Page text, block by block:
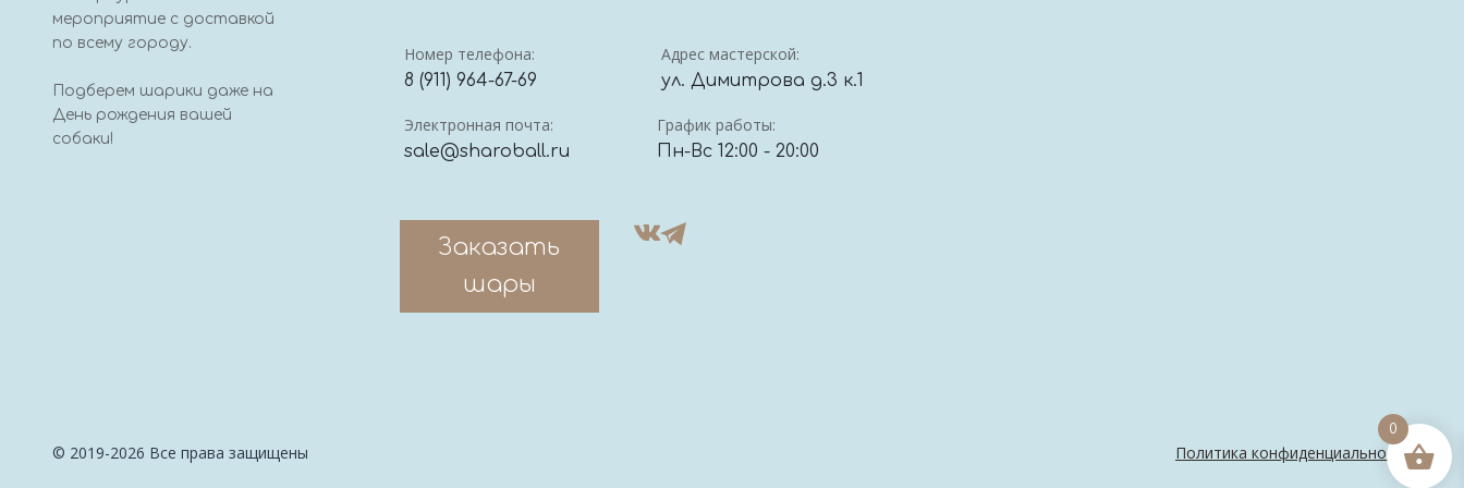
мероприятие с доставкой
по всему городу.
Подберем шарики даже на
День рождения вашей
собаки!
Номер телефона:
8 (911) 964-67-69
Адрес мастерской:
ул. Димитрова д.3 к.1
Электронная почта:
sale@sharoball.ru
График работы:
Пн-Вс 12:00 - 20:00
Заказать
шары
© 2019-2026 Все права защищены Политика конфиденциальности
0